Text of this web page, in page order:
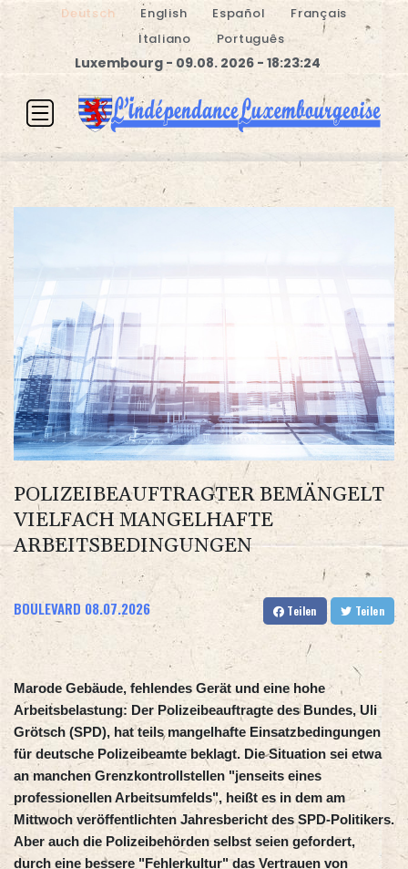
Deutsch English Español
Français
Italiano
Português
Luxembourg - 09.08. 2026 - 18:23:25
POLIZEIBEAUFTRAGTER BEMÄNGELT
VIELFACH MANGELHAFTE
ARBEITSBEDINGUNGEN
BOULEVARD 08.07.2026 Teilen Teilen
Marode Gebäude, fehlendes Gerät und eine hohe
Arbeitsbelastung: Der Polizeibeauftragte des Bundes, Uli
Grötsch (SPD), hat teils mangelhafte Einsatzbedingungen
für deutsche Polizeibeamte beklagt. Die Situation sei etwa
an manchen Grenzkontrollstellen "jenseits eines
professionellen Arbeitsumfelds", heißt es in dem am
Mittwoch veröffentlichten Jahresbericht des SPD-Politikers.
Aber auch die Polizeibehörden selbst seien gefordert,
durch eine bessere "Fehlerkultur" das Vertrauen von